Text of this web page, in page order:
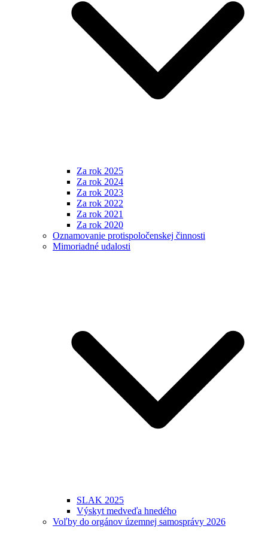
Za rok 2025
Za rok 2024
Za rok 2023
Za rok 2022
Za rok 2021
Za rok 2020
Oznamovanie protispoločenskej činnosti
Mimoriadné udalosti
SLAK 2025
Výskyt medveďa hnedého
Voľby do orgánov územnej samosprávy 2026